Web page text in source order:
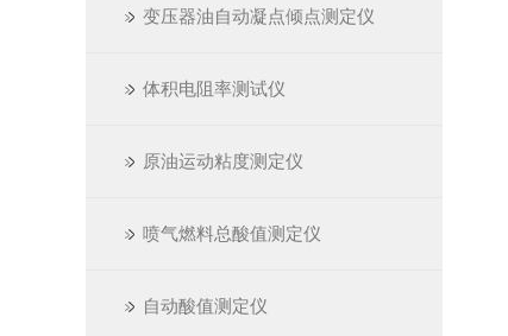
变压器油自动凝点倾点测定仪
体积电阻率测试仪
原油运动粘度测定仪
喷气燃料总酸值测定仪
自动酸值测定仪